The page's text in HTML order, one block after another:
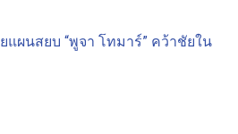
ยแผนสยบ “พูจา โทมาร์” คว้าชัยใน